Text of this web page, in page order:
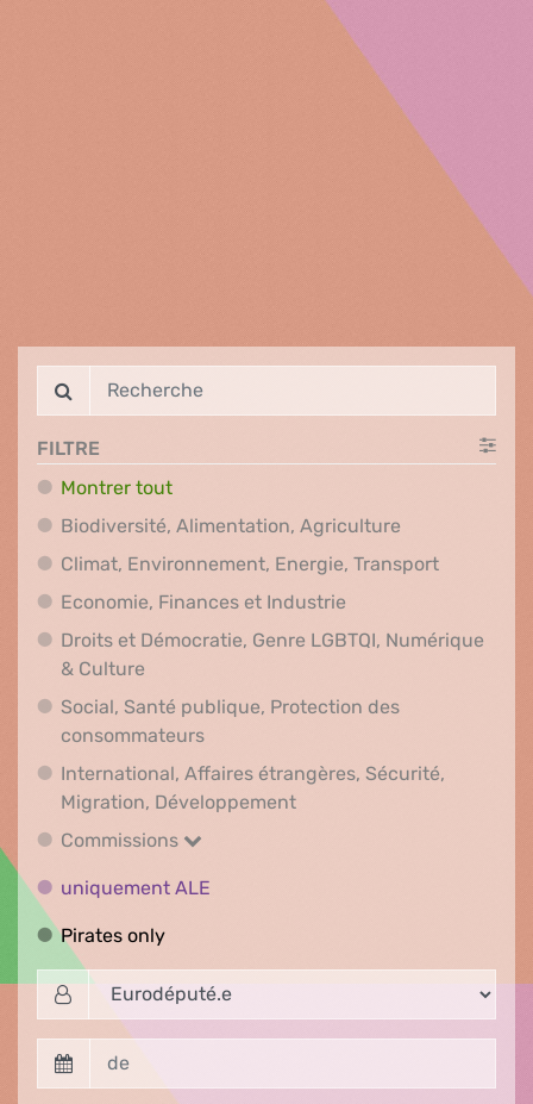
FILTRE
Montrer tout
Biodiversité, Alimentation, Agriculture
Climat, Environnement, Energie, TransportClimat,
Economie, Finances et Industrie
Droits et Démocratie, Genre LGBTQI, Numérique
& Culture
Social, Santé publique, Protection des
consommateursSocial, Santé publique, Protection
International, Affaires étrangères, Sécurité,
Migration, DéveloppementInternational, Affaires
Commissions
Commissions
uniquement ALE
Pirates onlyPirates only